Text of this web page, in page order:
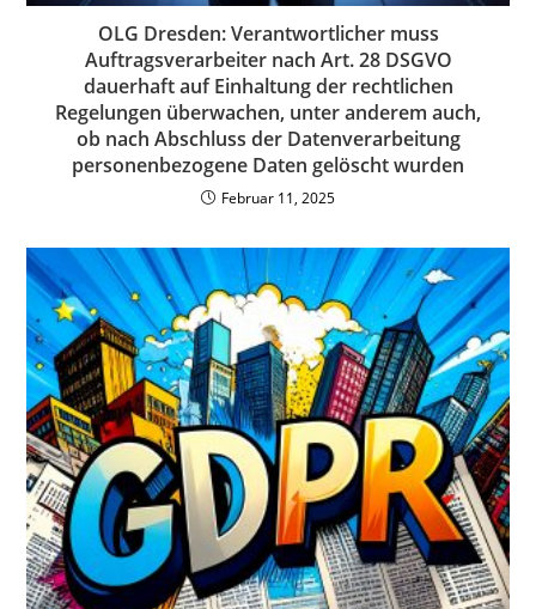
OLG Dresden: Verantwortlicher muss
Auftragsverarbeiter nach Art. 28 DSGVO
dauerhaft auf Einhaltung der rechtlichen
Regelungen überwachen, unter anderem auch,
ob nach Abschluss der Datenverarbeitung
personenbezogene Daten gelöscht wurden
Februar 11, 2025